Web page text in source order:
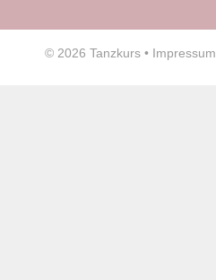
© 2026 Tanzkurs • Impressum